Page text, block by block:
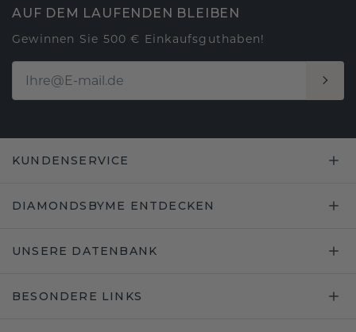
AUF DEM LAUFENDEN BLEIBEN
Gewinnen Sie 500 € Einkaufsguthaben!
KUNDENSERVICE
DIAMONDSBYME ENTDECKEN
UNSERE DATENBANK
BESONDERE LINKS